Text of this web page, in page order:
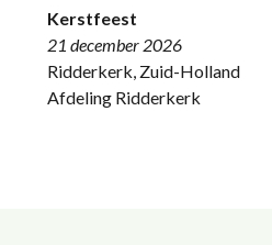
Kerstfeest
21 december 2026
Ridderkerk, Zuid-Holland
Afdeling Ridderkerk